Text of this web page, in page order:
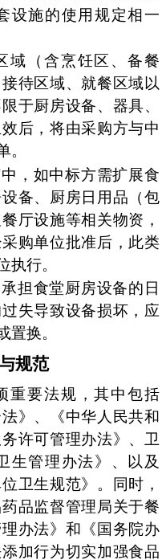
设施的使用规定相一
域（含烹饪区、备餐
待区域、就餐区域以
于厨房设备、器具、
后，将由采购方与中
。
，如中标方需扩展食
备、厨房日用品（包
厅设施等相关物资，
购单位批准后，此类
执行。
担食堂厨房设备的日
失导致设备损坏，应
置换。
规范
重要法规，其中包括
》、《中华人民共和
许可管理办法》、卫
生管理办法》、以及
卫生规范》。同时，
品监督管理局关于餐
办法》和《国务院办
加行为切实加强食品